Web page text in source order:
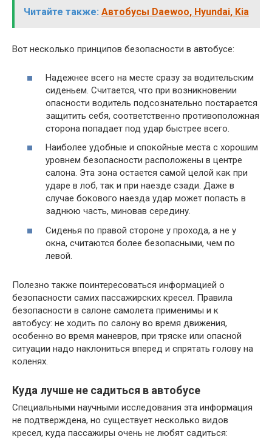
Читайте также: Автобусы Daewoo, Hyundai, Kia
Вот несколько принципов безопасности в автобусе:
Надежнее всего на месте сразу за водительским
сиденьем. Считается, что при возникновении
опасности водитель подсознательно постарается
защитить себя, соответственно противоположная
сторона попадает под удар быстрее всего.
Наиболее удобные и спокойные места с хорошим
уровнем безопасности расположены в центре
салона. Эта зона остается самой целой как при
ударе в лоб, так и при наезде сзади. Даже в
случае бокового наезда удар может попасть в
заднюю часть, миновав середину.
Сиденья по правой стороне у прохода, а не у
окна, считаются более безопасными, чем по
левой.
Полезно также поинтересоваться информацией о
безопасности самих пассажирских кресел. Правила
безопасности в салоне самолета применимы и к
автобусу: не ходить по салону во время движения,
особенно во время маневров, при тряске или опасной
ситуации надо наклониться вперед и спрятать голову на
коленях.
Куда лучше не садиться в автобусе
Специальными научными исследования эта информация
не подтверждена, но существует несколько видов
кресел, куда пассажиры очень не любят садиться: